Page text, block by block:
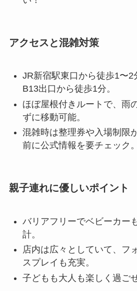
アクセスと混雑対策
JR新宿駅東口から徒歩1〜2
B13出口から徒歩1分。
ほぼ屋根付きルートで、雨
ずに移動可能。
混雑時は整理券や入場制限
前に公式情報を要チェック。
親子連れに優しいポイント
バリアフリーでベビーカー
計。
店内は広々としていて、フ
スプレイも充実。
子どもも大人も楽しく過ご